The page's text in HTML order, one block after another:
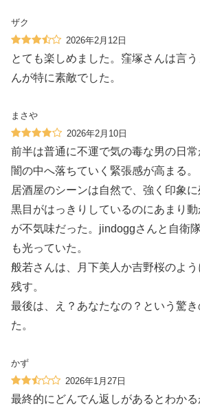
ザク
2026年2月12日
とても楽しめました。窪塚さんは言
んが特に素敵でした。
まさや
2026年2月10日
前半は普通に不運で気の毒な男の日
闇の中へ落ちていく緊張感が高まる。
居酒屋のシーンは自然で、強く印象に
黒目がはっきりしているのにあまり
が不気味だった。jindoggさんと自衛
も光っていた。
般若さんは、月下美人か吉野桜のよ
残す。
最後は、え？あなたなの？という驚
た。
かず
2026年1月27日
最終的にどんでん返しがあるとわか